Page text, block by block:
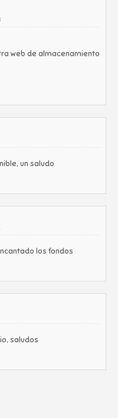
web de almacenamiento
un saludo
los fondos
saludos